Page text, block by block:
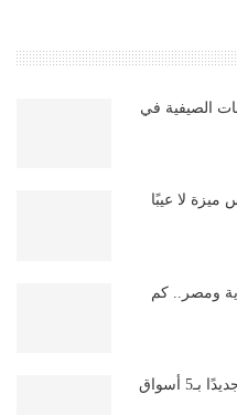
الصيفية في
ومصر.. كم
المدينة العالمية بالدمام تدشن موسمًا جديدًا بـ5 أسواق